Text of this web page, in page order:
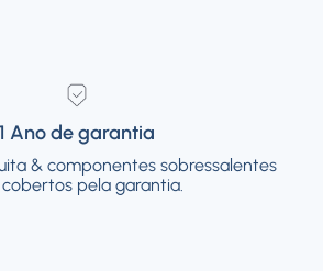
1 Ano de garantia
& componentes sobressalentes
pela garantia.
1 Ano de garantia
gratuita & componentes
são cobertos pela garantia.